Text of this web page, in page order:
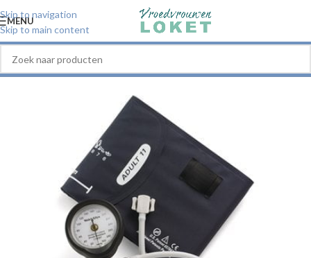
Skip to navigation
Skip to main content
MENU